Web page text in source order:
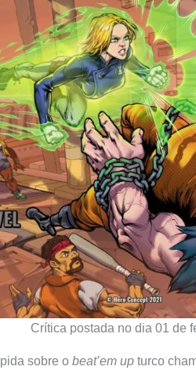
Crítica postada no dia 01 de
sobre o beat’em up turco